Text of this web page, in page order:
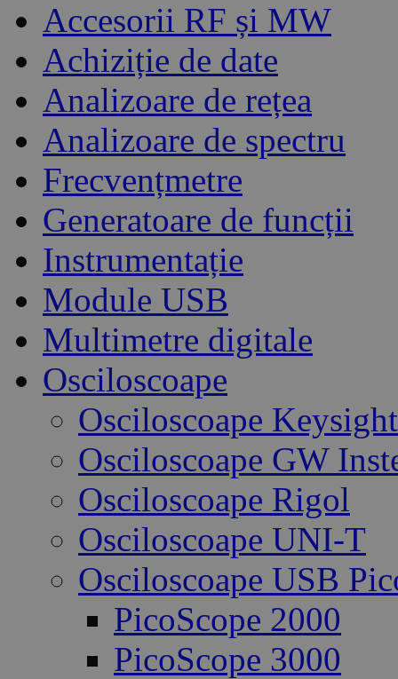
Accesorii RF și MW
Achiziție de date
Analizoare de rețea
Analizoare de spectru
Frecvențmetre
Generatoare de funcții
Instrumentație
Module USB
Multimetre digitale
Osciloscoape
Osciloscoape Keysight
Osciloscoape GW
Osciloscoape Rigol
Osciloscoape UNI-T
Osciloscoape USB
PicoScope 2000
PicoScope 3000